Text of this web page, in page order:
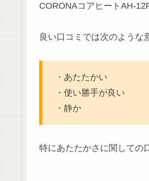
CORONAコアヒートAH-
良い口コミでは次のような
・あたたかい
・使い勝手が良い
・静か
特にあたたかさに関しての